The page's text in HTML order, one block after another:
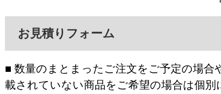
お見積りフォーム
■ 数量のまとまったご注文をご予定の場合
載されていない商品をご希望の場合は個別